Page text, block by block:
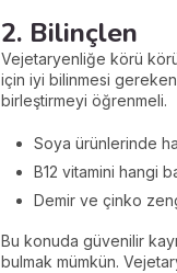
2. Bilinçlen
Vejetaryenliğe körü
için iyi bilinmesi
birleştirmeyi öğrenmeli.
Soya ürünlerinde
B12 vitamini hangi
Demir ve çinko
Bu konuda güvenilir
bulmak mümkün.